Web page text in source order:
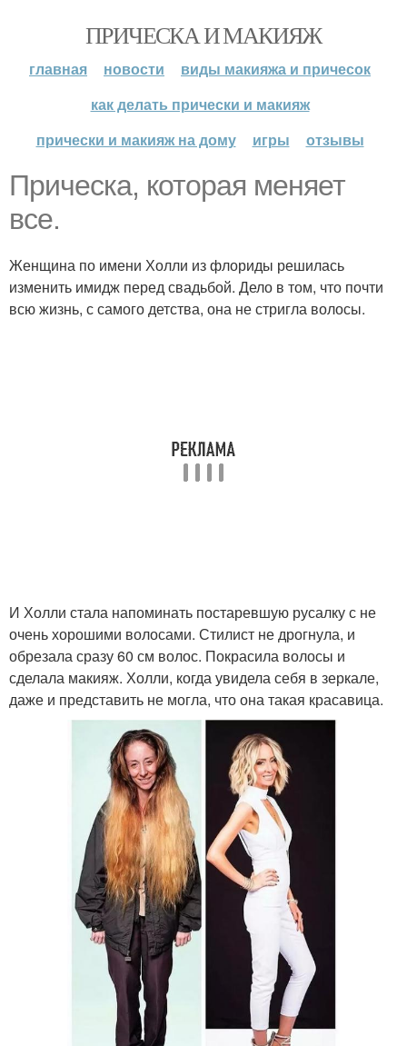
ПРИЧЕСКА И МАКИЯЖ
главная новости
виды макияжа и причесок
как делать прически и макияж
прически и макияж на дому
игры отзывы
Прическа, которая меняет
все.
Женщина по имени Холли из флориды решилась
изменить имидж перед свадьбой. Дело в том, что почти
всю жизнь, с самого детства, она не стригла волосы.
И Холли стала напоминать постаревшую русалку с не
очень хорошими волосами. Стилист не дрогнула, и
обрезала сразу 60 см волос. Покрасила волосы и
сделала макияж. Холли, когда увидела себя в зеркале,
даже и представить не могла, что она такая красавица.